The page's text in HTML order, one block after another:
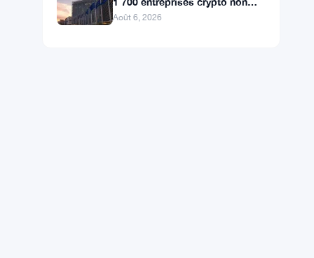
L’API du Manuel FCA est lancée,